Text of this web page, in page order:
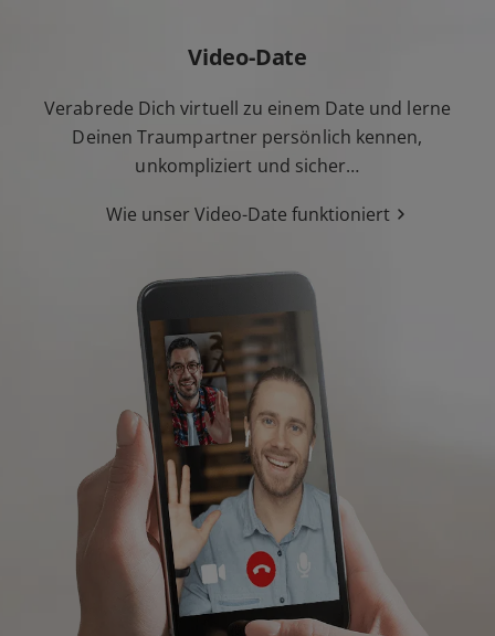
Video-Date
Verabrede Dich virtuell zu einem Date und lerne
Deinen Traumpartner persönlich kennen,
unkompliziert und sicher…
Wie unser Video-Date funktioniert